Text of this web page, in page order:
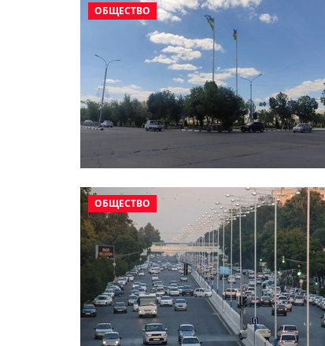
ОБЩЕСТВО
ОБЩЕСТВО